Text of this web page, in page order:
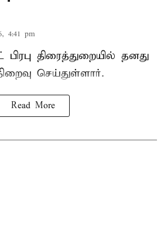
4:41 pm
திரைத்துறையில் தனது
செய்துள்ளார்.
Read More